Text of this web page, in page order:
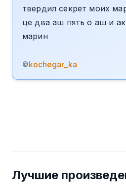
твердил секрет моих
це два аш пять о аш и
марин
©kochegar_ka
Лучшие